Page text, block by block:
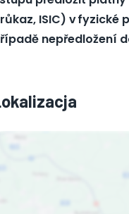
ISIC) v
nepředložení